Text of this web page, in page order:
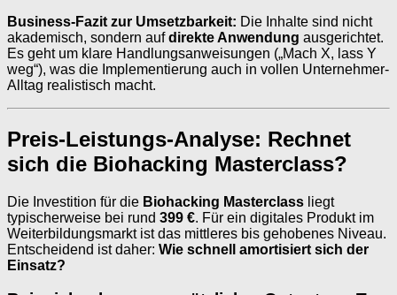
Business-Fazit zur Umsetzbarkeit: Die Inhalte sind nicht
akademisch, sondern aufdirekte Anwendung ausgerichtet.
Es geht um klare Handlungsanweisungen („Mach X, lass Y
weg“), was die Implementierung auch in vollen Unternehmer-
Alltag realistisch macht.
Preis-Leistungs-Analyse: Rechnet
sich die Biohacking Masterclass?
Die Investition für die Biohacking Masterclass liegt
typischerweise bei rund 399 €. Für ein digitales Produkt im
Weiterbildungsmarkt ist das mittleres bis gehobenes Niveau.
Entscheidend ist daher: Wie schnell amortisiert sich der
Einsatz?